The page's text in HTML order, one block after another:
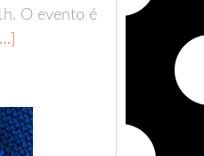
O evento é